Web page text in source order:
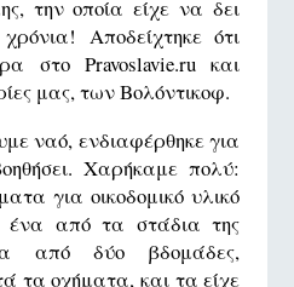
την οποία είχε να δει
Αποδείχτηκε ότι
στο Pravoslavie.ru και
μας, των Βολόντικοφ.
ναό, ενδιαφέρθηκε για
Χαρήκαμε πολύ:
για οικοδομικό υλικό
ένα από τα στάδια της
από δύο βδομάδες,
τα οχήματα, και τα είχε